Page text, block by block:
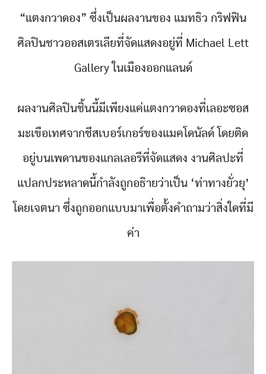
“แตงกวาดอง” ซึ่งเป็นผลงานของ แมทธิว กริฟฟิน
ศิลปินชาวออสเตรเลียที่จัดแสดงอยู่ที่ Michael Lett
Gallery ในเมืองออกแลนด์
ผลงานศิลปินชิ้นนี้มีเพียงแค่แตงกวาดองที่เลอะซอส
มะเขือเทศจากชีสเบอร์เกอร์ของแมคโดนัลด์ โดยติด
อยู่บนเพดานของแกลเลอรีที่จัดแสดง งานศิลปะที่
แปลกประหลาดนี้กำลังถูกอธิายว่าเป็น ‘ท่าทางยั่วยุ’
โดยเจตนา ซึ่งถูกออกแบบมาเพื่อตั้งคำถามว่าสิ่งใดที่มี
ค่า